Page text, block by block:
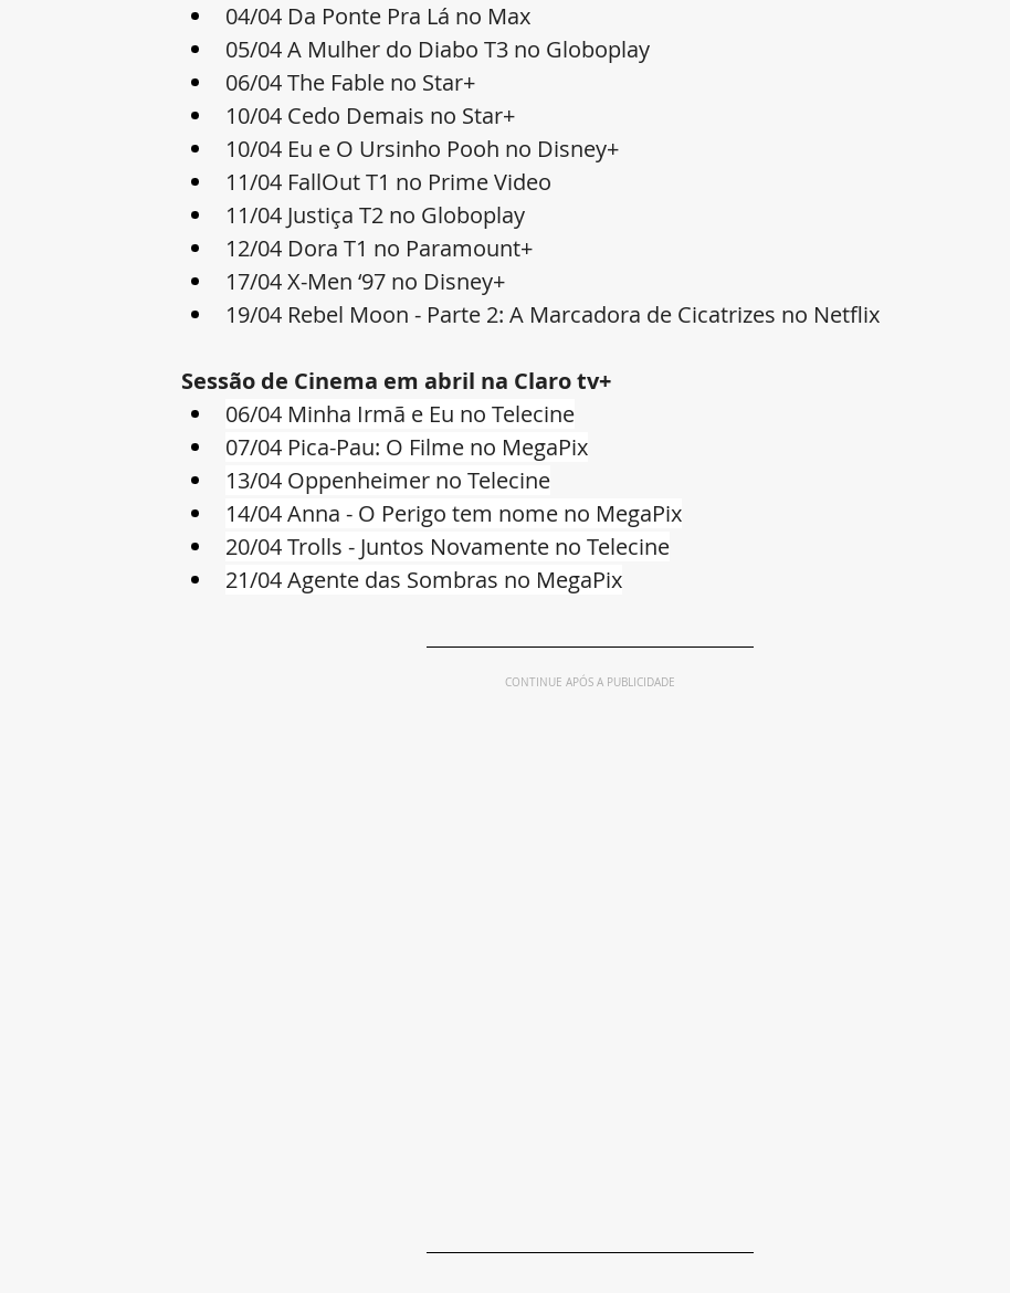
04/04 Da Ponte Pra Lá no Max
05/04 A Mulher do Diabo T3 no Globoplay
06/04 The Fable no Star+
10/04 Cedo Demais no Star+
10/04 Eu e O Ursinho Pooh no Disney+
11/04 FallOut T1 no Prime Video
11/04 Justiça T2 no Globoplay
12/04 Dora T1 no Paramount+
17/04 X-Men ‘97 no Disney+
19/04 Rebel Moon - Parte 2: A Marcadora de Cicatrizes no Netflix
Sessão de Cinema em abril na Claro tv+
06/04 Minha Irmã e Eu no Telecine
07/04 Pica-Pau: O Filme no MegaPix
13/04 Oppenheimer no Telecine
14/04 Anna - O Perigo tem nome no MegaPix
20/04 Trolls - Juntos Novamente no Telecine
21/04 Agente das Sombras no MegaPix
CONTINUE APÓS A PUBLICIDADE